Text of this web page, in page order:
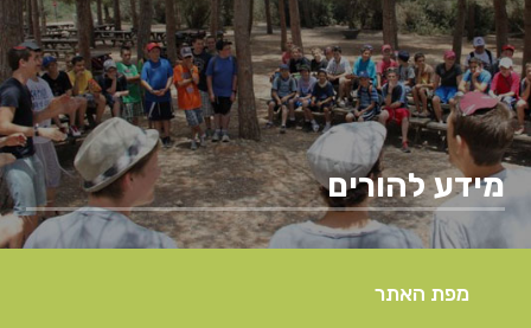
מידע להורים
מפת האתר